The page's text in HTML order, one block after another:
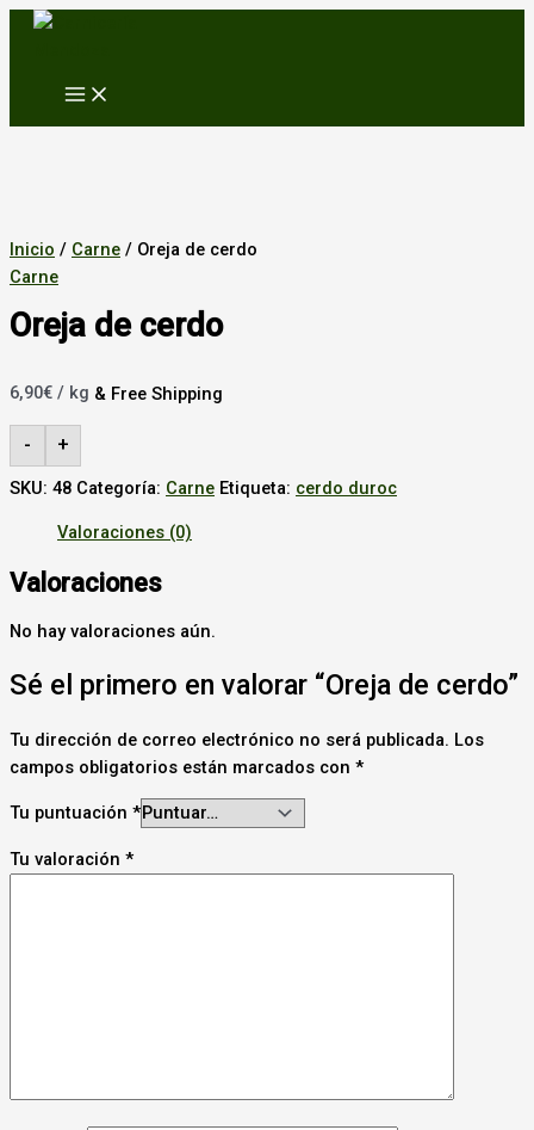
Ir
MAIN
Inicio / Carne / Oreja de cerdo
Carne
Oreja de cerdo
6,90€ / kg & Free Shipping
- +
SKU: 48 Categoría: Carne Etiqueta: cerdo duroc
Valoraciones (0)
Valoraciones
No hay valoraciones aún.
Sé el primero en valorar “Oreja de cerdo”
Tu dirección de correo electrónico no será publicada. Los
campos obligatorios están marcados con *
Tu puntuación *
Tu valoración *